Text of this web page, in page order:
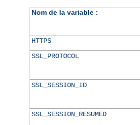
Nom de la variable :
HTTPS
SSL_PROTOCOL
SSL_SESSION_ID
SSL_SESSION_RESUMED